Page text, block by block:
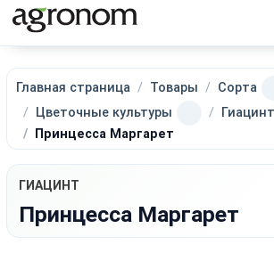
Главная страница Товары
Сорта
Цветочные культуры
Гиацинт
Принцесса Маргарет
ГИАЦИНТ
Принцесса Маргарет